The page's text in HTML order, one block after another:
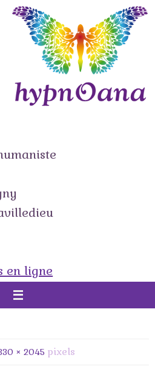
en ligne
× 2045 pixels